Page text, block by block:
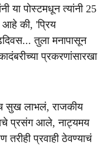
या पोस्टमधून त्यांनी 25
आहे की, 'प्रिय
तुला मनापासून
प्रकरणांसारखा
सुख लाभलं, राजकीय
प्रसंग आले, नाट्यमय
तरीही प्रवाही ठेवण्याचं